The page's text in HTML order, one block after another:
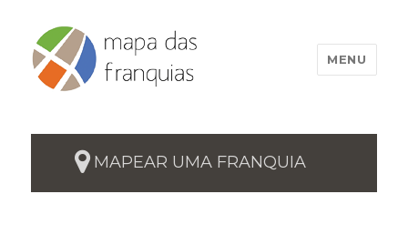
MENU
MAPEAR UMA FRANQUIA